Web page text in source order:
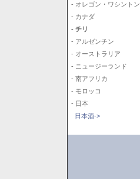
- オレゴン・ワシントン
- カナダ
- チリ
- アルゼンチン
- オーストラリア
- ニュージーランド
- 南アフリカ
- モロッコ
- 日本
日本酒->